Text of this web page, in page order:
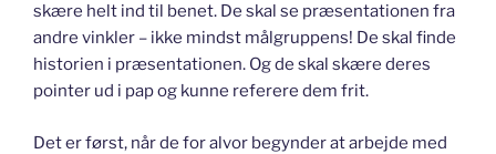
skære helt ind til benet. De skal se præsentationen fra
andre vinkler – ikke mindst målgruppens! De skal finde
historien i præsentationen. Og de skal skære deres
pointer ud i pap og kunne referere dem frit.
Det er først, når de for alvor begynder at arbejde med